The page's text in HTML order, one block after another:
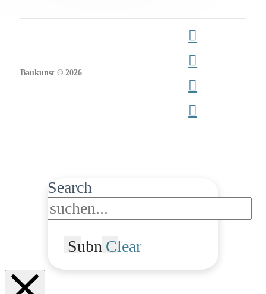
Baukunst © 2026
Search
SubmitClear